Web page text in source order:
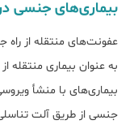
بیماری‌های جنسی در
بیماری‌های با منشأ
جنسی از طریق آلت